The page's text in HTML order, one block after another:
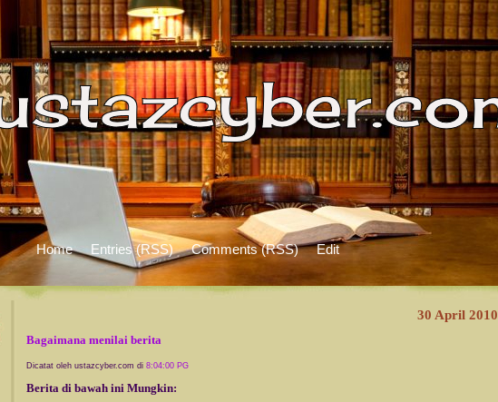
Home Entries (RSS) Comments (RSS) Edit
30 April 2010
Bagaimana menilai berita
Dicatat oleh ustazcyber.com di 8:04:00 PG
Berita di bawah ini Mungkin: